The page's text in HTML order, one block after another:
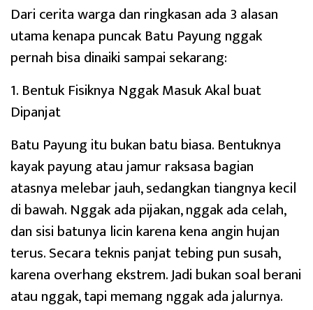
Dari cerita warga dan ringkasan ada 3 alasan
utama kenapa puncak Batu Payung nggak
pernah bisa dinaiki sampai sekarang:
1. Bentuk Fisiknya Nggak Masuk Akal buat
Dipanjat
Batu Payung itu bukan batu biasa. Bentuknya
kayak payung atau jamur raksasa bagian
atasnya melebar jauh, sedangkan tiangnya kecil
di bawah. Nggak ada pijakan, nggak ada celah,
dan sisi batunya licin karena kena angin hujan
terus. Secara teknis panjat tebing pun susah,
karena overhang ekstrem. Jadi bukan soal berani
atau nggak, tapi memang nggak ada jalurnya.